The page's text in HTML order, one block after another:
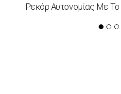
Ρεκόρ Αυτονομίας Με Το